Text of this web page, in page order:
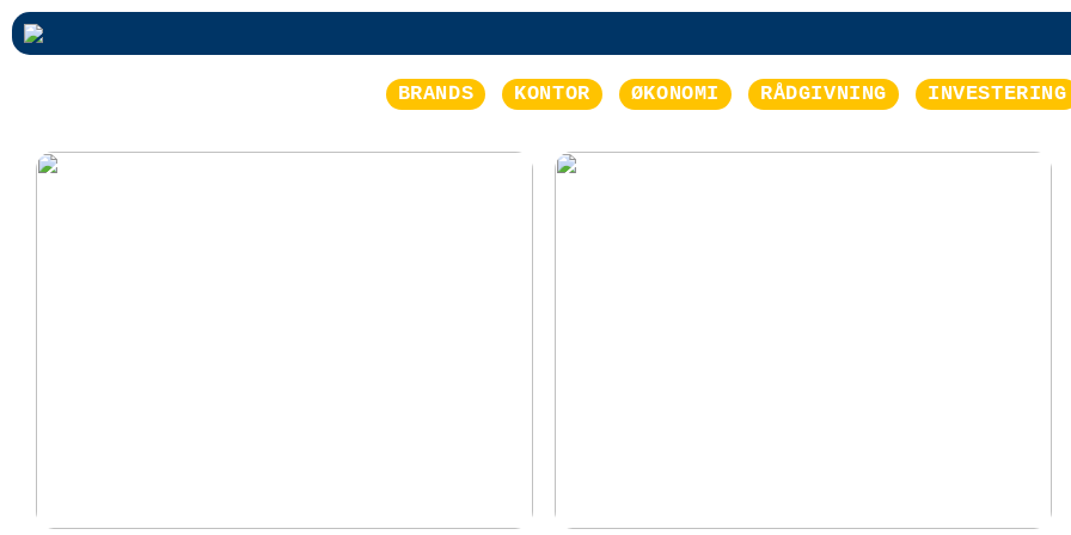
BRANDS KONTOR ØKONOMI RÅDGIVNING INVESTERING